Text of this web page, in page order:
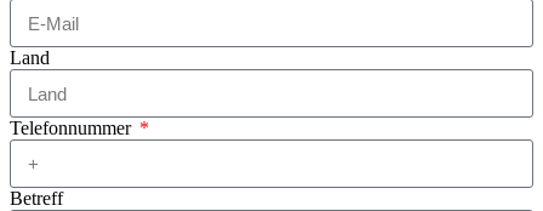
Land
Telefonnummer
Betreff